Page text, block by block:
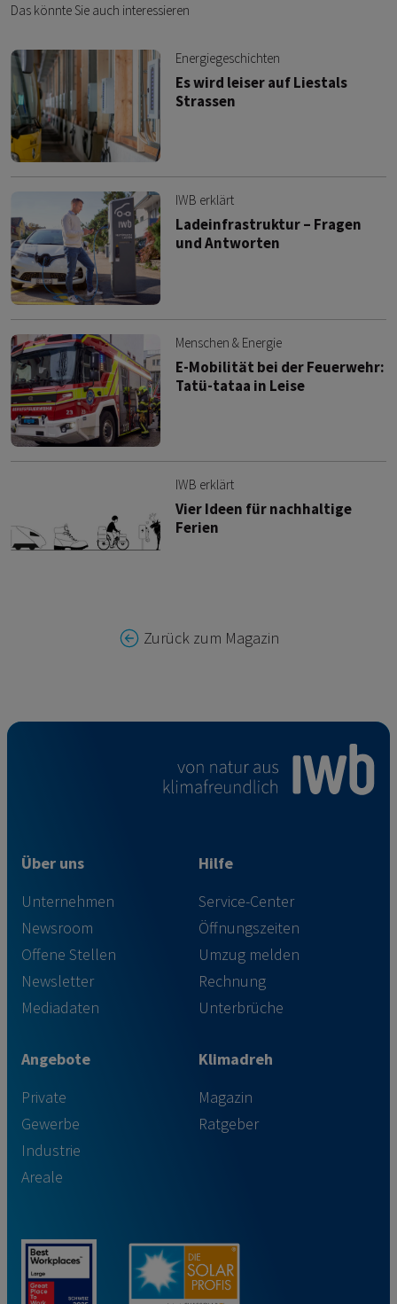
Das könnte Sie auch interessieren
Energiegeschichten
Es wird leiser auf Liestals
Strassen
IWB erklärt
Ladeinfrastruktur – Fragen
und Antworten
Menschen & Energie
E-Mobilität bei der Feuerwehr:
Tatü-tataa in Leise
IWB erklärt
Vier Ideen für nachhaltige
Ferien
Zurück zum Magazin
Über uns
Unternehmen
Newsroom
Offene Stellen
Newsletter
Mediadaten
Hilfe
Service-Center
Öffnungszeiten
Umzug melden
Rechnung
Unterbrüche
Angebote
Private
Gewerbe
Industrie
Areale
Klimadreh
Magazin
Ratgeber